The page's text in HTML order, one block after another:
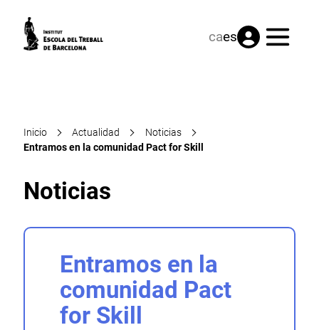
caes Menú
Inicio Actualidad
Noticias
Entramos en la comunidad Pact for Skill
Noticias
Entramos en la
comunidad Pact
for Skill